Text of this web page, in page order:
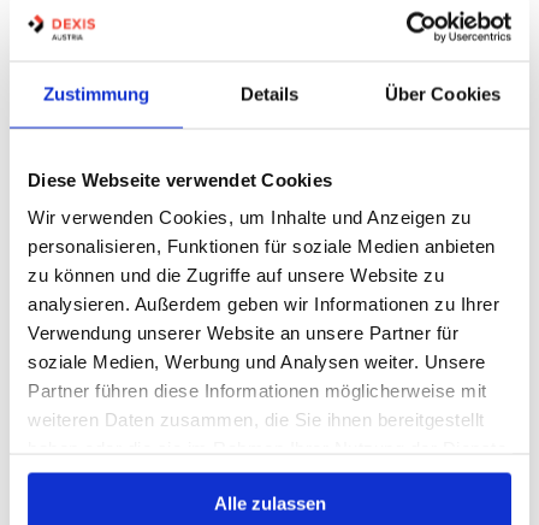
Zustimmung Details Über Cookies
Diese Webseite verwendet Cookies
Wir verwenden Cookies, um Inhalte und Anzeigen zu
personalisieren, Funktionen für soziale Medien anbieten
zu können und die Zugriffe auf unsere Website zu
analysieren. Außerdem geben wir Informationen zu Ihrer
Verwendung unserer Website an unsere Partner für
soziale Medien, Werbung und Analysen weiter. Unsere
Partner führen diese Informationen möglicherweise mit
weiteren Daten zusammen, die Sie ihnen bereitgestellt
gesammelt haben.
Alle zulassen
Warenkorb
Artikel Nr.: 0714618
EAN: 3661578082019
Marke: 4MP
66606694
Bezeichnung:
35mm